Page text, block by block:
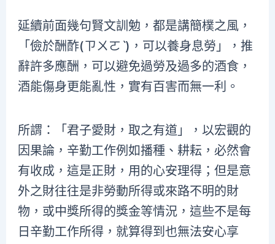
延續前面幾句賢文訓勉，都是講簡樸之風，
「儉於酬酢(ㄗㄨㄛˋ)，可以養身息勞」，推
辭許多應酬，可以避免過勞及過多的酒食，
酒能傷身更能亂性，實有百害而無一利。
所謂：「君子愛財，取之有道」，以宏觀的
因果論，辛勤工作例如播種、耕耘，必然會
有收成，這是正財，用的心安理得；但是意
外之財往往是非勞動所得或來路不明的財
物，或中獎所得的獎金等情況，這些不是每
日辛勤工作所得，就算得到也無法安心享